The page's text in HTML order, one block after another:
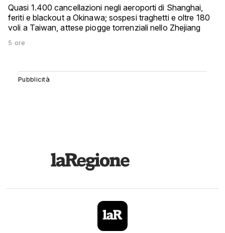
Quasi 1.400 cancellazioni negli aeroporti di Shanghai,
feriti e blackout a Okinawa; sospesi traghetti e oltre 180
voli a Taiwan, attese piogge torrenziali nello Zhejiang
5 ore